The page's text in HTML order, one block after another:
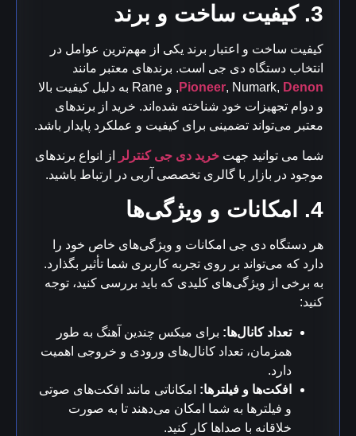
3. کیفیت ساخت و برند
کیفیت ساخت و اعتبار برند یکی از مهم‌ترین عوامل در
انتخاب دستگاه دی جی است. برندهای معتبر مانند
Pioneer, Numark, Denon
, و Rane به دلیل کیفیت بالا
و دوام تجهیزات خود شناخته شده‌اند. خرید از برندهای
معتبر می‌تواند تضمینی برای کیفیت و عملکرد پایدار باشد.
شما می توانید جهت خرید دی جی کنترلر
از انواع برندهای
موجود در بازار با گالری تخصصی آربی در ارتباط باشید.
4. امکانات و ویژگی‌ها
هر دستگاه دی جی امکانات و ویژگی‌های خاص خود را
دارد که می‌تواند بر روی تجربه کاربری شما تأثیر بگذارد.
به برخی از ویژگی‌های کلیدی که باید بررسی کنید، توجه
کنید:
تعداد کانال‌ها: برای میکس چندین آهنگ به طور
همزمان، تعداد کانال‌های ورودی و خروجی اهمیت
دارد.
افکت‌ها و فیلترها: امکاناتی مانند افکت‌های صوتی
و فیلترها به شما امکان می‌دهند تا به صورت
خلاقانه با صداها کار کنید.